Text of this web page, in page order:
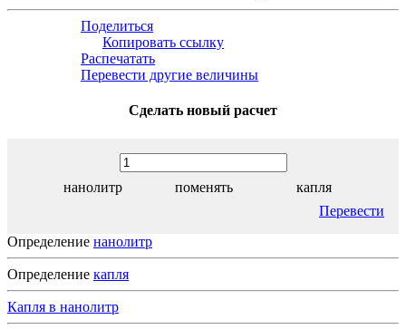
Поделиться
Копировать ссылку
Распечатать
Перевести другие величины
Сделать новый расчет
нанолитр поменять
капля
Перевести
Определение нанолитр
Определение капля
Капля в нанолитр